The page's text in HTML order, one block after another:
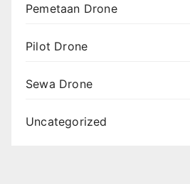
Pemetaan Drone
Pilot Drone
Sewa Drone
Uncategorized